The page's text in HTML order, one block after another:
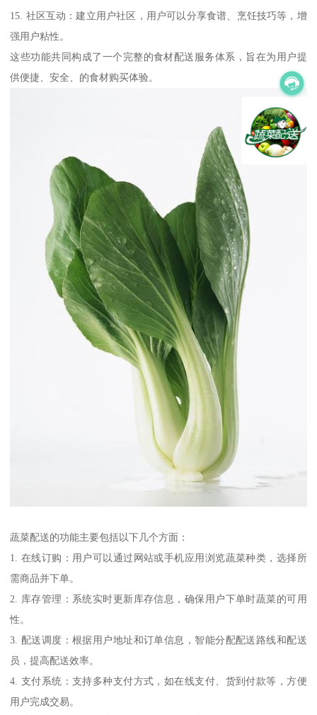
15. 社区互动：建立用户社区，用户可以分享食谱、烹饪技巧等，增
强用户粘性。
这些功能共同构成了一个完整的食材配送服务体系，旨在为用户提
供便捷、安全、的食材购买体验。
蔬菜配送的功能主要包括以下几个方面：
1. 在线订购：用户可以通过网站或手机应用浏览蔬菜种类，选择所
需商品并下单。
2. 库存管理：系统实时更新库存信息，确保用户下单时蔬菜的可用
性。
3. 配送调度：根据用户地址和订单信息，智能分配配送路线和配送
员，提高配送效率。
4. 支付系统：支持多种支付方式，如在线支付、货到付款等，方便
用户完成交易。